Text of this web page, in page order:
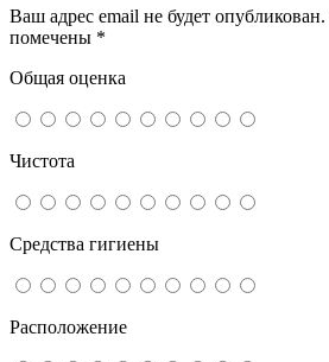
Ваш адрес email не будет опубликован.
помечены *
Общая оценка
Чистота
Средства гигиены
Расположение